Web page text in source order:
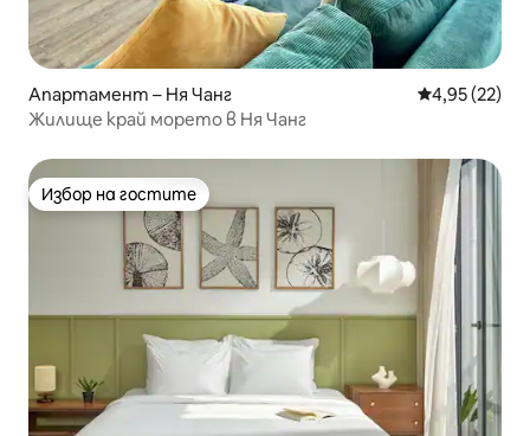
Апартамент – Ня Чанг Средна
4,95 (22)
Жилище край морето в Ня Чанг
Избор на гостите
Избор на гостите